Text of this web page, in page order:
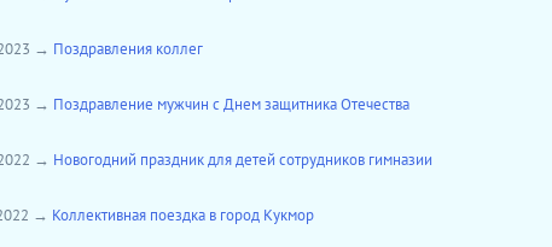
→ Поздравления коллег
→ Поздравление мужчин с Днем защитника Отечества
→ Новогодний праздник для детей сотрудников гимназии
→ Коллективная поездка в город Кукмор